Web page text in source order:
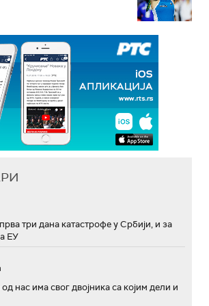
три дана катастрофе у Србији, и за
ЕУ
нас има свог двојника са којим дели и